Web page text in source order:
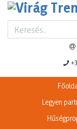
Legyen
Termék